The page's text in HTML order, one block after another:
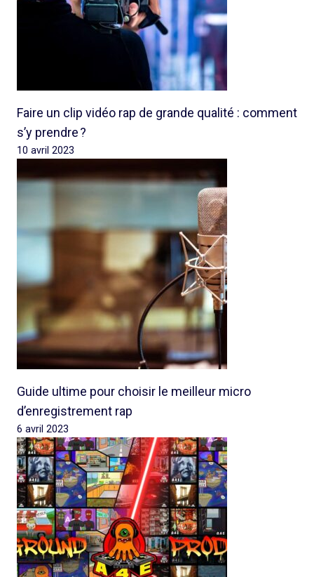
Faire un clip vidéo rap de grande qualité : comment
s’y prendre ?
10 avril 2023
Guide ultime pour choisir le meilleur micro
d’enregistrement rap
6 avril 2023